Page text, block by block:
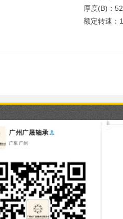
厚度(B)：
额定转速：